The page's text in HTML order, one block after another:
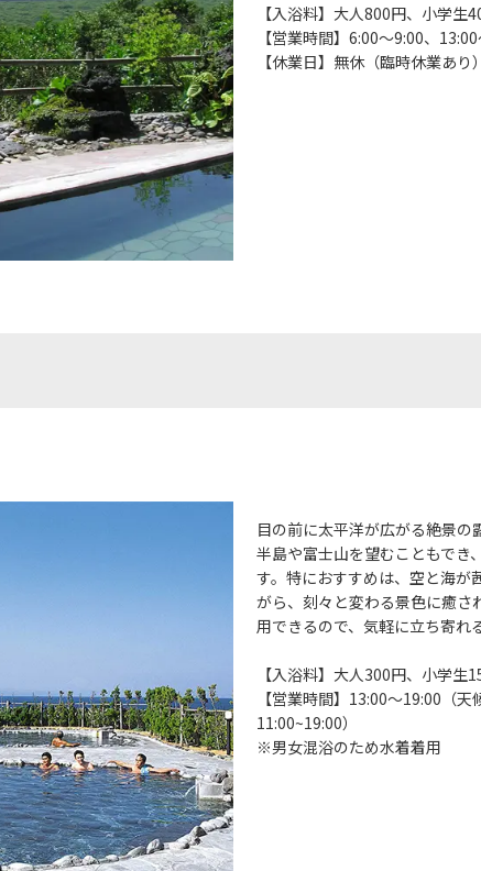
【入浴料】大人800円、小学生
【営業時間】6:00～9:00、
【休業日】無休（臨時休業あり）
目の前に太平洋が広がる絶景
半島や富士山を望むこともでき
す。特におすすめは、空と海が
がら、刻々と変わる景色に癒さ
用できるので、気軽に立ち寄れ
【入浴料】大人300円、小学生
【営業時間】13:00～19:00（
11:00~19:00）
※男女混浴のため水着着用